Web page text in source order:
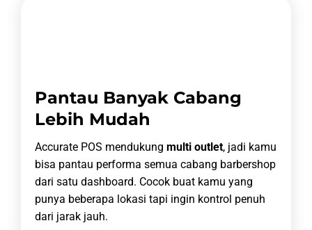
Pantau Banyak Cabang
Lebih Mudah
Accurate POS mendukung multi outlet, jadi kamu
bisa pantau performa semua cabang barbershop
dari satu dashboard. Cocok buat kamu yang
punya beberapa lokasi tapi ingin kontrol penuh
dari jarak jauh.